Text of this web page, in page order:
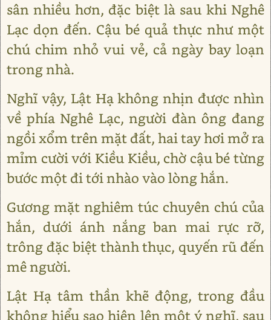
sân nhiều hơn, đặc biệt là sau khi Nghê
Lạc dọn đến. Cậu bé quả thực như một
chú chim nhỏ vui vẻ, cả ngày bay loạn
trong nhà.
Nghĩ vậy, Lật Hạ không nhịn được nhìn
về phía Nghê Lạc, người đàn ông đang
ngồi xổm trên mặt đất, hai tay hơi mở ra
mỉm cười với Kiều Kiều, chờ cậu bé từng
bước một đi tới nhào vào lòng hắn.
Gương mặt nghiêm túc chuyên chú của
hắn, dưới ánh nắng ban mai rực rỡ,
trông đặc biệt thành thục, quyến rũ đến
mê người.
Lật Hạ tâm thần khẽ động, trong đầu
không hiểu sao hiện lên một ý nghĩ, sau